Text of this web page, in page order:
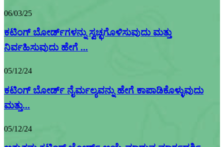
06/03/25
ಕಟಿಂಗ್ ಬೋರ್ಡ್‌ಗಳನ್ನು ಸ್ವಚ್ಛಗೊಳಿಸುವುದು ಮತ್ತು
ನಿರ್ವಹಿಸುವುದು ಹೇಗೆ ...
05/12/24
ಕಟಿಂಗ್ ಬೋರ್ಡ್ ನೈರ್ಮಲ್ಯವನ್ನು ಹೇಗೆ ಕಾಪಾಡಿಕೊಳ್ಳುವುದು
ಮತ್ತು...
05/12/24